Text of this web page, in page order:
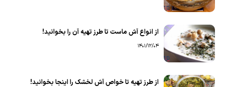
از انواع آش ماست تا طرز تهیه آن را بخوانید!
1401/12/04
از طرز تهیه تا خواص آش لخشک را اینجا بخوانید!